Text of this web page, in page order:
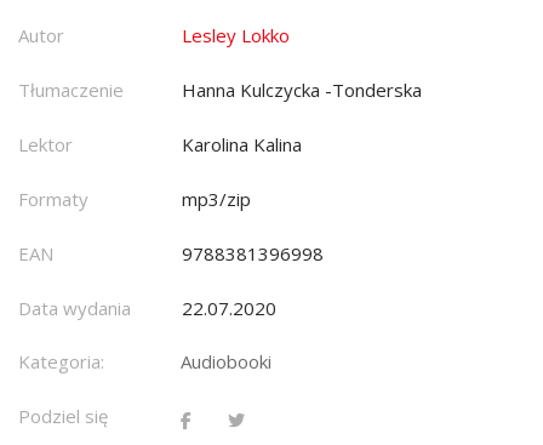
Autor Lesley Lokko
Tłumaczenie Hanna Kulczycka -Tonderska
Lektor Karolina Kalina
Formaty mp3/zip
EAN 9788381396998
Data wydania 22.07.2020
Kategoria: Audiobooki
Podziel się